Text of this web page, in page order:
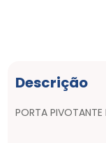
Descrição
PORTA PIVOTANTE